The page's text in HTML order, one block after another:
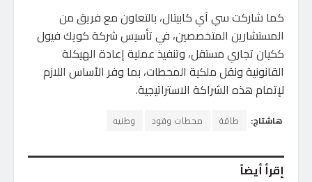
كما شاركت سي آي كابيتال، بالتعاون مع فريق من
المستشارين المتخصصين، في تأسيس شركة كويك فيول
ككيان تجاري مستقل، وتنفيذ عملية إعادة الهيكلة
القانونية ونقل ملكية المحطات، بما وفر الأساس اللازم
لإتمام هذه الشراكة الاستراتيجية.
هاشتاج: طاقة محطات وقود وطنيه
إقرأ أيضاً